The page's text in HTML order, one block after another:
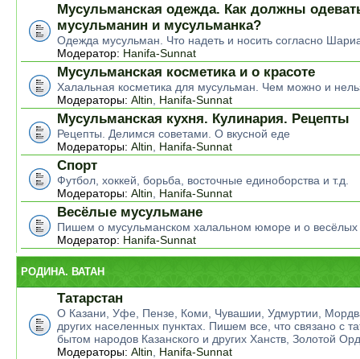
Мусульманская одежда. Как должны
мусульманин и мусульманка?
Одежда мусульман. Что надеть и носить согласно
Модератор: Hanifa-Sunnat
Мусульманская косметика и о красоте
Халальная косметика для мусульман. Чем можно и
Модераторы: Altin Hanifa-Sunnat
Мусульманская кухня. Кулинария. Рецепты
Рецепты. Делимся советами. О вкусной еде
Модераторы: Altin Hanifa-Sunnat
Спорт
Футбол, хоккей, борьба, восточные единоборства и т.д.
Модераторы: Altin Hanifa-Sunnat
Весёлые мусульмане
Пишем о мусульманском халальном юморе и о весёлых
Модератор: Hanifa-Sunnat
РОДИНА. ВАТАН
Татарстан
О Казани, Уфе, Пензе, Коми, Чувашии, Удмуртии,
других населенных пунктах. Пишем все, что связано с
бытом народов Казанского и других Ханств, Золотой
Модераторы: Altin Hanifa-Sunnat